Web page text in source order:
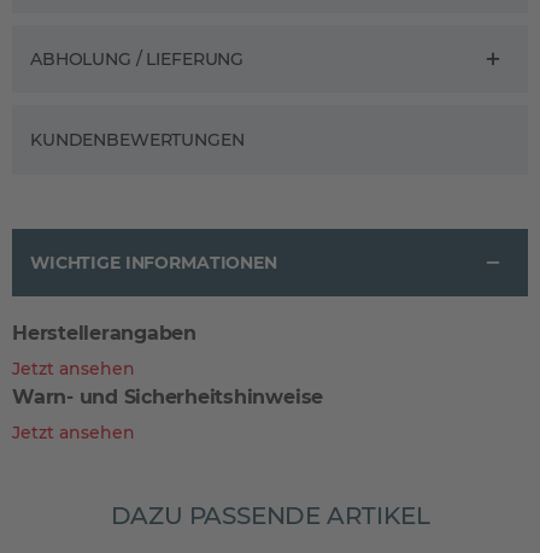
ABHOLUNG / LIEFERUNG
KUNDENBEWERTUNGEN
WICHTIGE INFORMATIONEN
Herstellerangaben
Jetzt ansehen
Warn- und Sicherheitshinweise
Jetzt ansehen
DAZU PASSENDE ARTIKEL